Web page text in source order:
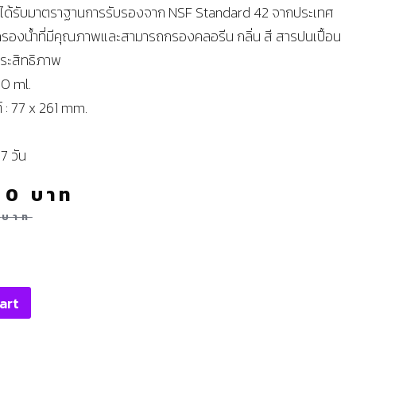
ด้รับมาตราฐานการรับรองจาก NSF Standard 42 จากประเทศ
รองน้ำที่มีคุณภาพและสามารถกรองคลอรีน กลิ่น สี สารปนเปื้อน
ะสิทธิภาพ
ml.
x 261 mm.
วัน
บาท
บาท